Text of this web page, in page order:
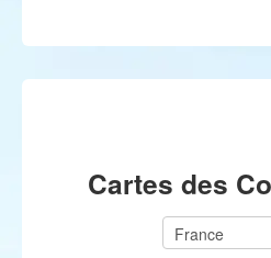
Cartes des